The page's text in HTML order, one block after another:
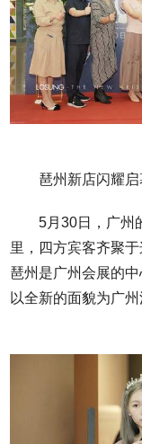
琶州新店闪耀启
5月30日，广州
里，四方宾客齐聚
琶州是广州会展的
以全新的面貌为广